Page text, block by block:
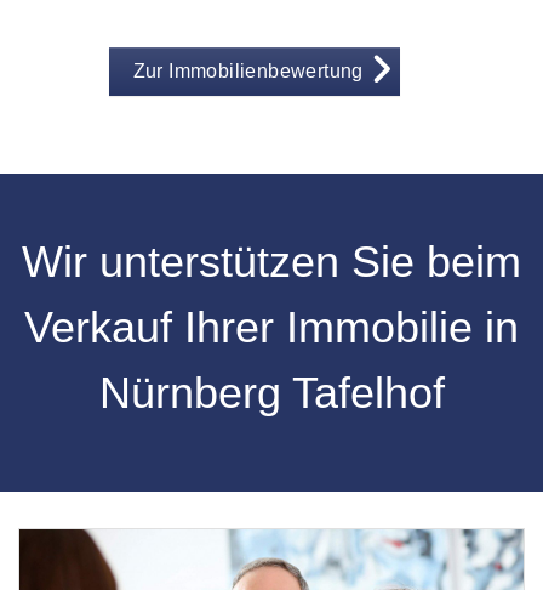
Zur Immobilienbewertung
Wir unterstützen Sie beim
Verkauf Ihrer Immobilie in
Nürnberg Tafelhof